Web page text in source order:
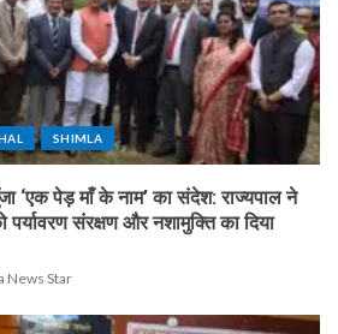
SHIMLA
‘एक पेड़ माँ के नाम’ का संदेश: राज्यपाल ने
संरक्षण और नशामुक्ति का दिया
News Star